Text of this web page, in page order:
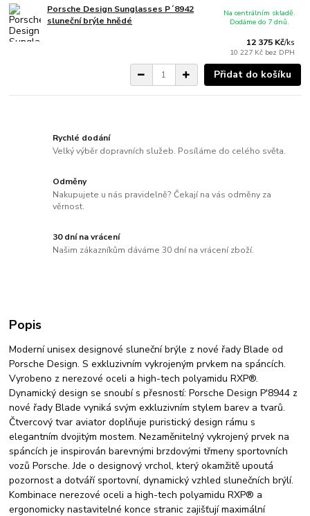
Porsche Design Sunglasses P´8942
sluneční brýle hnědé
12 375 Kč/ks
10 227 Kč bez DPH
Na centrálním skladě.
Dodáme do 7 dnů.
Přidat do košíku
Rychlé dodání
Velký výběr dopravních služeb. Posíláme do celého světa.
Odměny
Nakupujete u nás pravidelně? Čekají na vás odměny za
věrnost.
30 dní na vrácení
Našim zákazníkům dáváme 30 dní na vrácení zboží.
Popis
Moderní unisex designové sluneční brýle z nové řady Blade od
Porsche Design. S exkluzivním vykrojeným prvkem na spáncích.
Vyrobeno z nerezové oceli a high-tech polyamidu RXP®.
Dynamický design se snoubí s přesností: Porsche Design P'8944 z
nové řady Blade vyniká svým exkluzivním stylem barev a tvarů.
Čtvercový tvar aviator doplňuje puristický design rámu s
elegantním dvojitým mostem. Nezaměnitelný vykrojený prvek na
spáncích je inspirován barevnými brzdovými třmeny sportovních
vozů Porsche. Jde o designový vrchol, který okamžitě upoutá
pozornost a dotváří sportovní, dynamický vzhled slunečních brýlí.
Kombinace nerezové oceli a high-tech polyamidu RXP® a
ergonomicky nastavitelné konce stranic zajišťují maximální